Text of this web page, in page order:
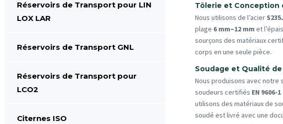
Réservoirs de Transport pour LIN
LOX LAR
Réservoirs de Transport GNL
Réservoirs de Transport pour
LCO2
Citernes ISO
Tôlerie et Conception
Nous utilisons de l’acier
plage 6 mm–12 mm et
sourçons des matériaux
corps en une seule pièce.
Soudage et Qualité
Nous produisons avec
soudeurs certifiés EN 9606-1
utilisons des matériaux de
soudé est livré avec une